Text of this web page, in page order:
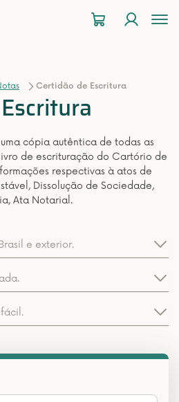
Certidão de Escritura
cópia autêntica de todas as
de escrituração do Cartório de
respectivas à atos de
Dissolução de Sociedade,
Ata Notarial.
e exterior.
fácil.